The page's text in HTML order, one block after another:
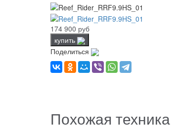
174 900 руб
купить
Поделиться
Похожая техника